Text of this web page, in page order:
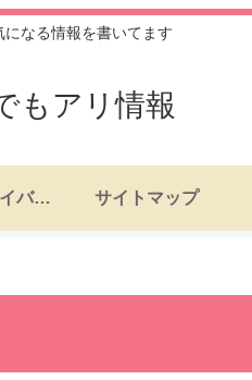
になる情報を書いてます
もアリ情報
運営者情報＆プライバシーポリシー サイトマップ